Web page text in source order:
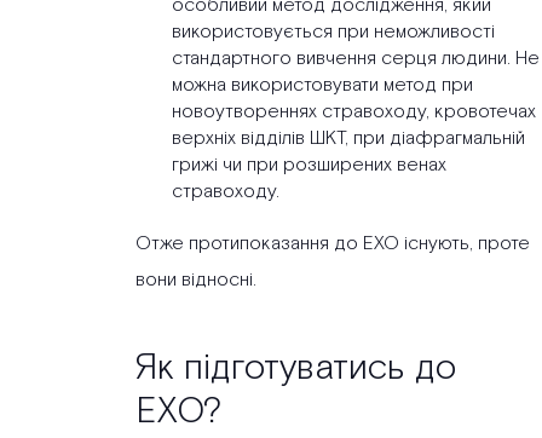
особливий метод дослідження, який
використовується при неможливості
стандартного вивчення серця людини. Не
можна використовувати метод при
новоутвореннях стравоходу, кровотечах
верхніх відділів ШКТ, при діафрагмальній
грижі чи при розширених венах
стравоходу.
Отже протипоказання до ЕХО існують, проте
вони відносні.
Як підготуватись до
ЕХО?